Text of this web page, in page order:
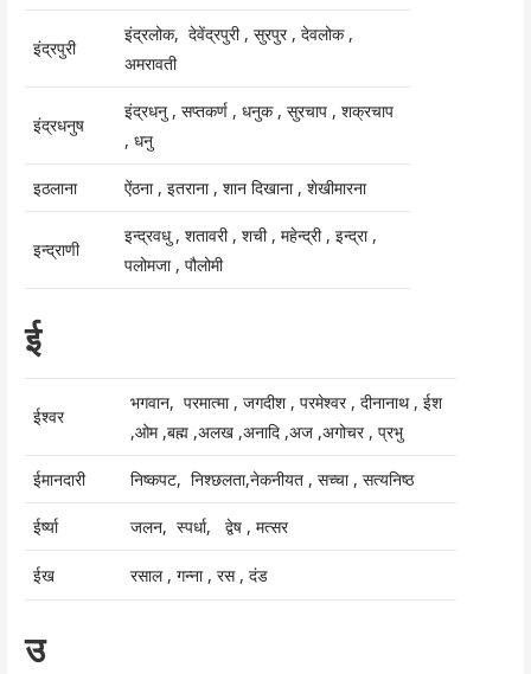
इंद्रपुरी
इंद्रलोक, देवेंद्रपुरी , सुरपुर , देवलोक ,
अमरावती
इंद्रधनुष
इंद्रधनु , सप्तकर्ण , धनुक , सुरचाप , शक्रचाप
, धनु
इठलाना ऐंठना , इतराना , शान दिखाना , शेखीमारना
इन्द्राणी
इन्द्रवधु , शतावरी , शची , महेन्द्री , इन्द्रा ,
पलोमजा , पौलोमी
ई
ईश्वर
भगवान, परमात्मा , जगदीश , परमेश्वर , दीनानाथ , ईश
,ओम ,बह्म ,अलख ,अनादि ,अज ,अगोचर , प्रभु
ईमानदारी निष्कपट, निश्छलता,नेकनीयत , सच्चा , सत्यनिष्ठ
ईर्ष्या जलन, स्पर्धा, द्वेष , मत्सर
ईख रसाल , गन्ना , रस , दंड
उ